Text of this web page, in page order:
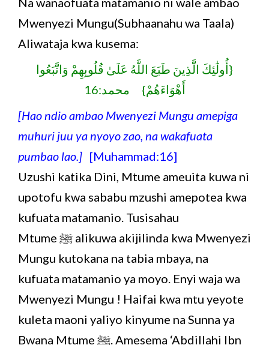
Mwenyezi Mungu(Subhaanahu wa Taala)
Aliwataja kwa kusema:
{أُولَٰئِكَ الَّذِينَ طَبَعَ اللَّهُ عَلَىٰ قُلُوبِهِمْ وَاتَّبَعُوا
أَهْوَاءَهُمْ} محمد:16
[Hao ndio ambao Mwenyezi Mungu amepiga
muhuri juu ya nyoyo zao, na wakafuata
pumbao lao.] [Muhammad:16]
Uzushi katika Dini, Mtume ameuita kuwa ni
upotofu kwa sababu mzushi amepotea kwa
kufuata matamanio. Tusisahau
Mtume ﷺ alikuwa akijilinda kwa Mwenyezi
Mungu kutokana na tabia mbaya, na
kufuata matamanio ya moyo. Enyi waja wa
Mwenyezi Mungu ! Haifai kwa mtu yeyote
kuleta maoni yaliyo kinyume na Sunna ya
Bwana Mtume ﷺ. Amesema ‘Abdillahi Ibn